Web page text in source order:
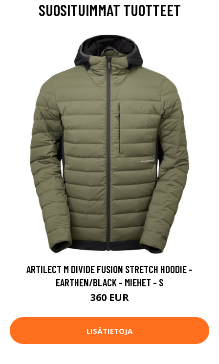
SUOSITUIMMAT TUOTTEET
ARTILECT M DIVIDE FUSION STRETCH HOODIE -
EARTHEN/BLACK - MIEHET - S
360 EUR
LISÄTIETOJA